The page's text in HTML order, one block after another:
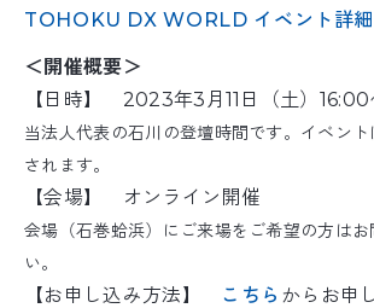
TOHOKU DX WORLD イベント詳
＜開催概要＞
【日時】 2023年3月11日（土）16:00
当法人代表の石川の登壇時間です。イベン
されます。
【会場】 オンライン開催
会場（石巻蛤浜）にご来場をご希望の方は
い。
【お申し込み方法】 こちら からお申